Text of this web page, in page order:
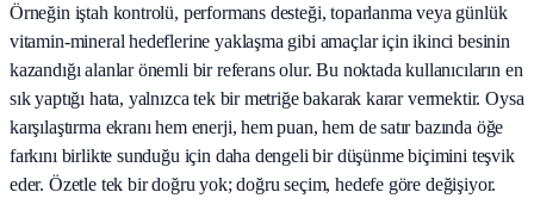
Örneğin iştah kontrolü, performans desteği, toparlanma veya günlük
vitamin-mineral hedeflerine yaklaşma gibi amaçlar için ikinci besinin
kazandığı alanlar önemli bir referans olur. Bu noktada kullanıcıların en
sık yaptığı hata, yalnızca tek bir metriğe bakarak karar vermektir. Oysa
karşılaştırma ekranı hem enerji, hem puan, hem de satır bazında öğe
farkını birlikte sunduğu için daha dengeli bir düşünme biçimini teşvik
eder. Özetle tek bir doğru yok; doğru seçim, hedefe göre değişiyor.